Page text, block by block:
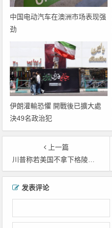
中国电动汽车在澳洲市场表现强
劲
伊朗灌輸恐懼 開戰後已擴大處
決49名政治犯
上一篇
川普称若美国不拿下格陵兰，俄中必将出手，并强调他绝不允许
文章导航
发表评论